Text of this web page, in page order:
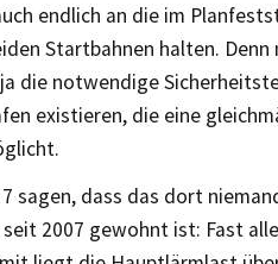
endlich an die im
Startbahnen halten.
die notwendige
existieren, die eine
sagen, dass das dort
2007 gewohnt ist: Fast